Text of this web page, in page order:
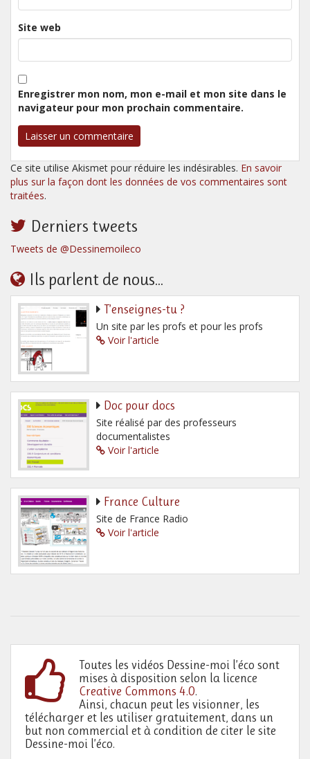
Site web
Enregistrer mon nom, mon e-mail et mon site dans le
navigateur pour mon prochain commentaire.
Ce site utilise Akismet pour réduire les indésirables. En savoir
plus sur la façon dont les données de vos commentaires sont
traitées.
Derniers tweets
Tweets de @Dessinemoileco
Ils parlent de nous...
T’enseignes-tu ?
Un site par les profs et pour les profs
Voir l'article
Doc pour docs
Site réalisé par des professeurs
documentalistes
Voir l'article
France Culture
Site de France Radio
Voir l'article
Toutes les vidéos Dessine-moi l’éco sont
mises à disposition selon la licence
Creative Commons 4.0.
Ainsi, chacun peut les visionner, les
télécharger et les utiliser gratuitement, dans un
but non commercial et à condition de citer le site
Dessine-moi l’éco.